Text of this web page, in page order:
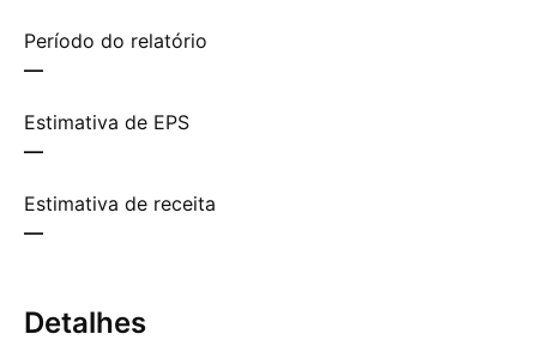
Período do relatório
—
Estimativa de EPS
—
Estimativa de receita
—
Detalhes